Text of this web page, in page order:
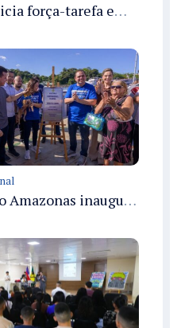
Cosama inicia força-tarefa em Anamã para fortalecer abastecimento de água e segurança hídrica da população
Governo do Amazonas inaugura primeiro Castramóvel Fluvial para atendimento veterinário às comunidades ribeirinhas e castração gratuita